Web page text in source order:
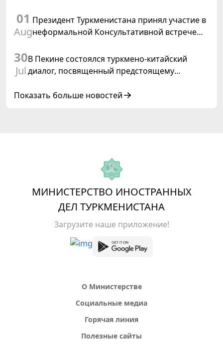
сотрудничества «Центральная Азия –
Республика Корея»
01
Aug
Президент Туркменистана принял участие в
неформальной Консультативной встрече
Азербайджанской Республики
30
Jul
В Пекине состоялся туркмено-китайский
диалог, посвященный предстоящему
Показать больше новостей
МИНИСТЕРСТВО ИНОСТРАННЫХ
ДЕЛ ТУРКМЕНИСТАНА
Загрузите наше приложение!
О Министерстве
Социальные медиа
Горячая линия
Полезные сайты